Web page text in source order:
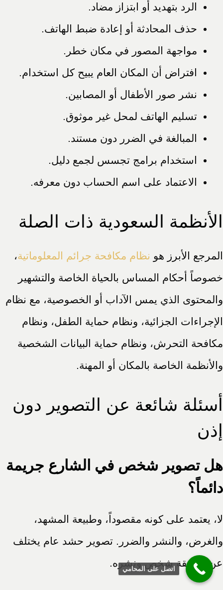
الرد بتهديد أو ابتزاز مضاد.
حذف المحادثة أو إعادة ضبط الهاتف.
مواجهة المصور في مكان خطر.
افتراض أن المكان العام يبيح كل استخدام.
نشر صور الأطفال أو المصابين.
تسليم الهاتف لمحل غير موثوق.
المبالغة في الضرر دون مستند.
استخدام برامج تجسس لجمع دليل.
الاعتماد على اسم الحساب دون معرفه.
الأنظمة السعودية ذات الصلة
المرجع الأبرز هو نظام مكافحة جرائم المعلوماتية،
خصوصاً أحكام المساس بالحياة الخاصة والتشهير
والمحتوى الذي يمس الآداب أو الخصوصية، مع نظام
الإجراءات الجزائية، ونظام حماية الطفل، ونظام
مكافحة التحرش، ونظام حماية البيانات الشخصية
والأنظمة الخاصة بالمكان أو المهنة.
أسئلة شائعة عن التصوير دون
إذن
هل تصوير شخص في الشارع جريمة
دائماً؟
لا، يعتمد على كونه مقصوداً، وطبيعة المشهد،
والغرض، والنشر والضرر. تصوير حشد عام يختلف
عن ملاحقة شخص ونشره.
اتصل على المحامي